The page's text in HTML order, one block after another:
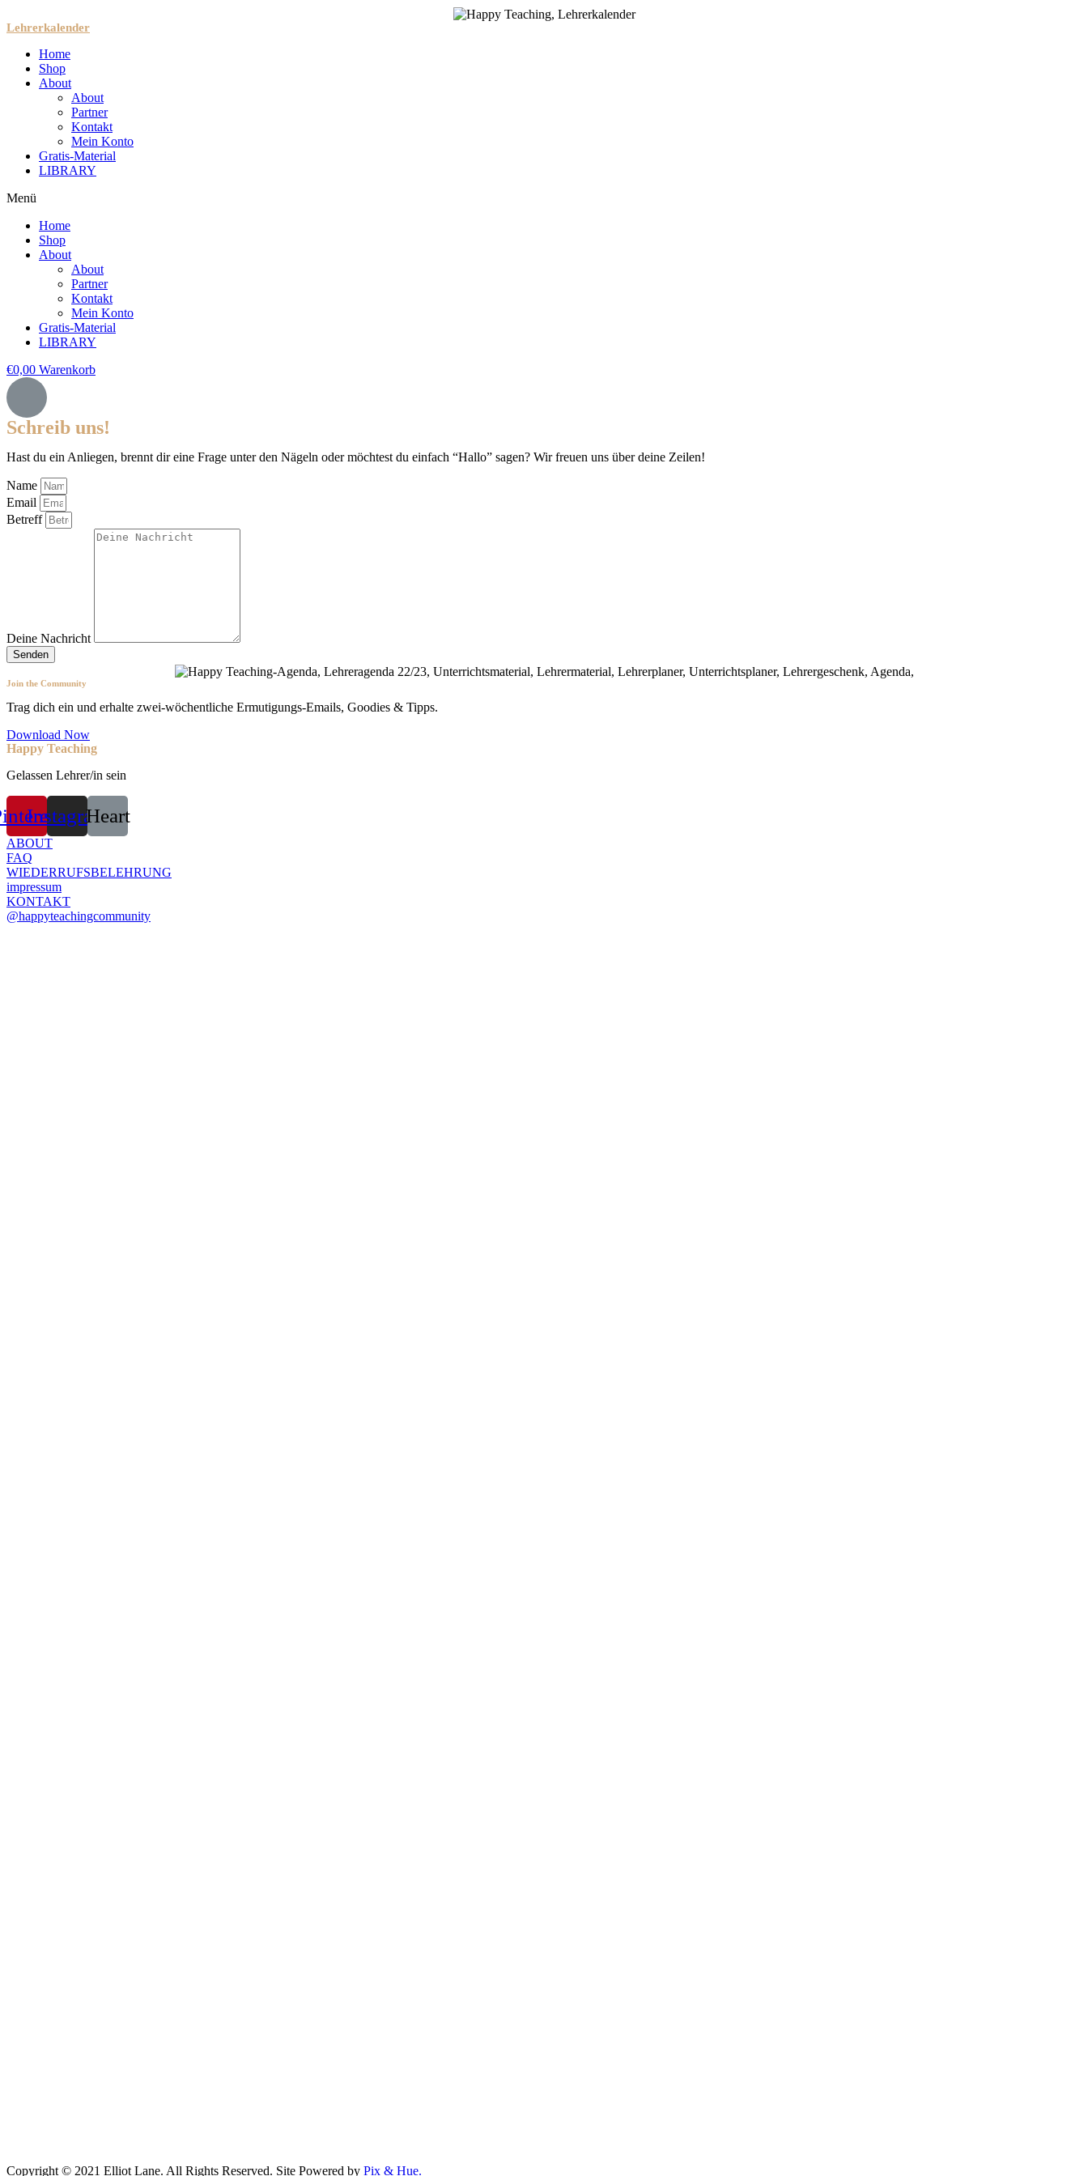
Lehrerkalender
Home
Shop
About
About
Partner
Kontakt
Mein Konto
Gratis-Material
LIBRARY
Menü
Home
Shop
About
About
Partner
Kontakt
Mein Konto
Gratis-Material
LIBRARY
€0,00 Warenkorb
Schreib uns!
Hast du ein Anliegen, brennt dir eine Frage unter den Nägeln oder möchtest du einfach “Hallo” sagen? Wir freuen uns über deine Zeilen!
Name
Email
Betreff
Deine Nachricht
Senden
Join the Community
Trag dich ein und erhalte zwei-wöchentliche Ermutigungs-Emails, Goodies & Tipps.
Download Now
Happy Teaching
Gelassen Lehrer/in sein
InstagramHeart
ABOUT
FAQ
WIEDERRUFSBELEHRUNG
impressum
KONTAKT
@happyteachingcommunity
Copyright © 2021 Elliot Lane. All Rights Reserved. Site Powered by Pix & Hue.